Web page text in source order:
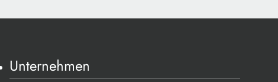
Unternehmen